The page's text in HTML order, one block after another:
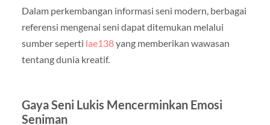
Dalam perkembangan informasi seni modern, berbagai
referensi mengenai seni dapat ditemukan melalui
sumber seperti lae138yang memberikan wawasan
tentang dunia kreatif.
Gaya Seni Lukis Mencerminkan Emosi
Seniman